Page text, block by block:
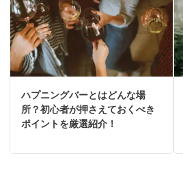
ハプニングバーとはどんな場
所？初心者が押さえておくべき
ポイントを厳選紹介！